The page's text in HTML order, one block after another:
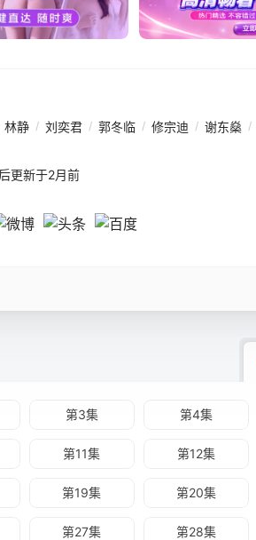
林静 / 刘奕君 / 郭冬临 / 修宗迪 / 谢东燊 /
更新于2月前
第3集 第4集
第11集 第12集
第19集 第20集
第27集 第28集